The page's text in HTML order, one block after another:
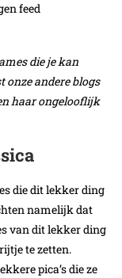
feed
die je kan
onze andere blogs
haar ongelooflijk
die dit lekker ding
namelijk dat
van dit lekker ding
te zetten.
pica’s die ze